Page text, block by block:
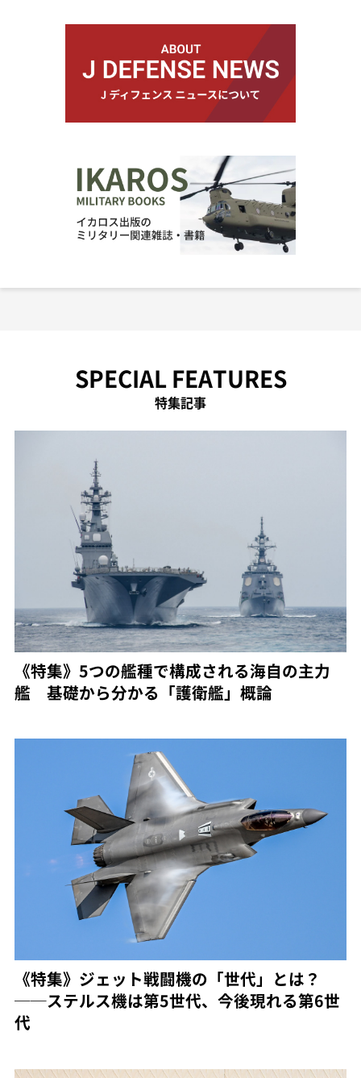
SPECIAL FEATURES
特集記事
《特集》5つの艦種で構成される海自の主力
艦 基礎から分かる「護衛艦」概論
《特集》ジェット戦闘機の「世代」とは？
──ステルス機は第5世代、今後現れる第6世
代